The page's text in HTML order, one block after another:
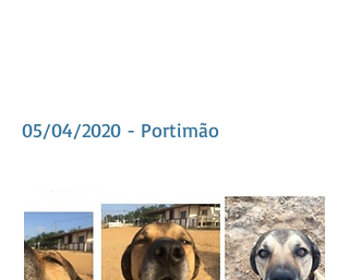
05/04/2020 - Portimão